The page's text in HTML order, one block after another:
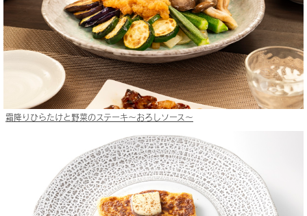
霜降りひらたけと野菜のステーキ〜おろしソース〜